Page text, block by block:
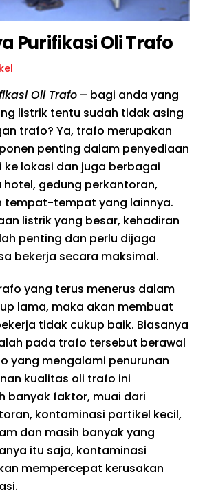
Purifikasi Oli Trafo
Oli Trafo – bagi anda yang
listrik tentu sudah tidak asing
trafo? Ya, trafo merupakan
penting dalam penyediaan
ke lokasi dan juga berbagai
gedung perkantoran,
tempat-tempat yang lainnya.
listrik yang besar, kehadiran
penting dan perlu dijaga
bekerja secara maksimal.
yang terus menerus dalam
lama, maka akan membuat
tidak cukup baik. Biasanya
pada trafo tersebut berawal
yang mengalami penurunan
kualitas oli trafo ini
banyak faktor, muai dari
kontaminasi partikel kecil,
dan masih banyak yang
itu saja, kontaminasi
mempercepat kerusakan